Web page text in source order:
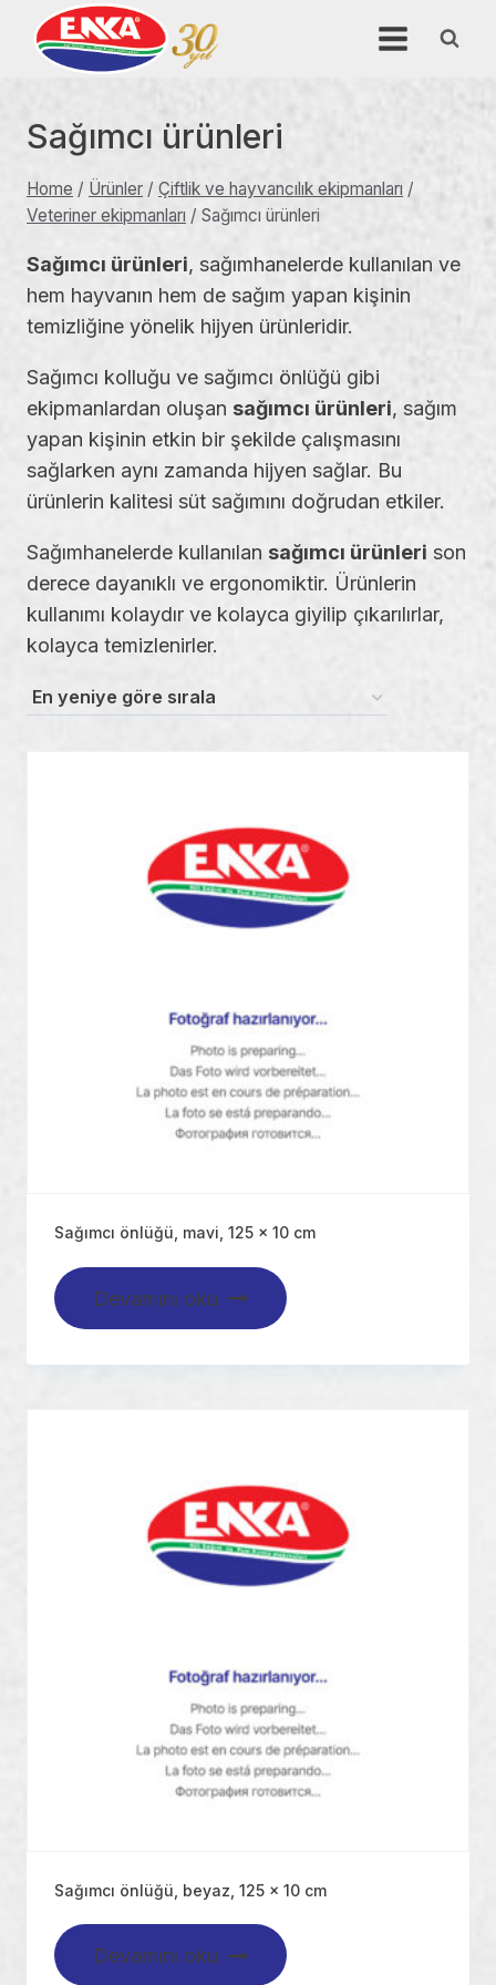
content
Sağımcı ürünleri
Home / Ürünler / Çiftlik ve hayvancılık ekipmanları /
Veteriner ekipmanları / Sağımcı ürünleri
Sağımcı ürünleri, sağımhanelerde kullanılan ve
hem hayvanın hem de sağım yapan kişinin
temizliğine yönelik hijyen ürünleridir.
Sağımcı kolluğu ve sağımcı önlüğü gibi
ekipmanlardan oluşan sağımcı ürünleri, sağım
yapan kişinin etkin bir şekilde çalışmasını
sağlarken aynı zamanda hijyen sağlar. Bu
ürünlerin kalitesi süt sağımını doğrudan etkiler.
Sağımhanelerde kullanılan sağımcı ürünleri son
derece dayanıklı ve ergonomiktir. Ürünlerin
kullanımı kolaydır ve kolayca giyilip çıkarılırlar,
kolayca temizlenirler.
Sağımcı önlüğü, mavi, 125 x 10 cm
Devamını oku
Sağımcı önlüğü, beyaz, 125 x 10 cm
Devamını oku